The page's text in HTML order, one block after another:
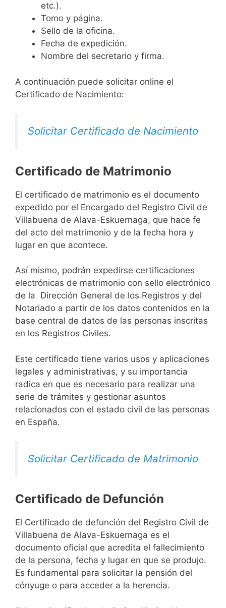
etc.).
Tomo y página.
Sello de la oficina.
Fecha de expedición.
Nombre del secretario y firma.
A continuación puede solicitar online el
Certificado de Nacimiento:
Solicitar Certificado de Nacimiento
Certificado de Matrimonio
El certificado de matrimonio es el documento
expedido por el Encargado del Registro Civil de
Villabuena de Alava-Eskuernaga, que hace fe
del acto del matrimonio y de la fecha hora y
lugar en que acontece.
Así mismo, podrán expedirse certificaciones
electrónicas de matrimonio con sello electrónico
de la Dirección General de los Registros y del
Notariado a partir de los datos contenidos en la
base central de datos de las personas inscritas
en los Registros Civiles.
Este certificado tiene varios usos y aplicaciones
legales y administrativas, y su importancia
radica en que es necesario para realizar una
serie de trámites y gestionar asuntos
relacionados con el estado civil de las personas
en España.
Solicitar Certificado de Matrimonio
Certificado de Defunción
El Certificado de defunción del Registro Civil de
Villabuena de Alava-Eskuernaga es el
documento oficial que acredita el fallecimiento
de la persona, fecha y lugar en que se produjo.
Es fundamental para solicitar la pensión del
cónyuge o para acceder a la herencia.